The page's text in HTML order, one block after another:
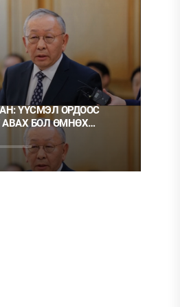
Ц.МОНГОЛ: НЭГ ГЭРЭЭГ ГЭМТ
ХЭРЭГ ГЭЭД, НӨГӨӨГ НЬ ОРХИХ
НЬ ШУДАРГА ЁС УУ?